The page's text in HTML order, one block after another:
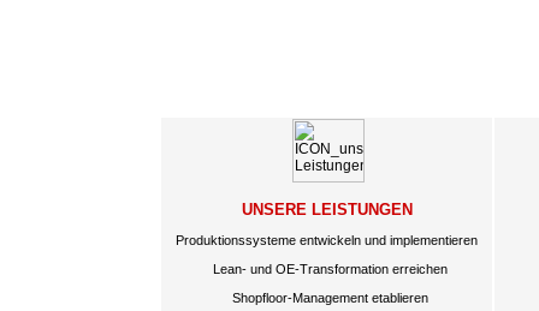
UNSERE LEISTUNGEN
Produktionssysteme entwickeln und implementieren
Lean- und OE-Transformation erreichen
Shopfloor-Management etablieren